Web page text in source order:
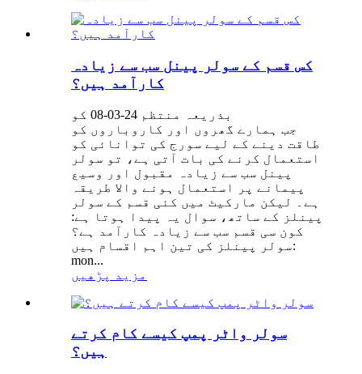
کس قسم کے سولر پینل سب سے زیادہ
کارآمد ہیں؟
بذریعہ منتظم 24-03-08 کو
جب ہمارے گھروں اور کاروباروں کو
طاقت دینے کے لیے سورج کی توانائی کو
استعمال کرنے کی بات آتی ہے، تو سولر
پینل سب سے زیادہ مقبول اور وسیع
پیمانے پر استعمال ہونے والا طریقہ
ہے۔ لیکن مارکیٹ میں کئی قسم کے سولر
پینلز کے ساتھ، سوال یہ پیدا ہوتا ہے:
کون سی قسم سب سے زیادہ کارآمد ہے؟
سولر پینلز کی تین اہم اقسام ہیں:
mon...
مزید پڑھیں
سولر واٹر پمپ کیسے کام کرتے
ہیں؟